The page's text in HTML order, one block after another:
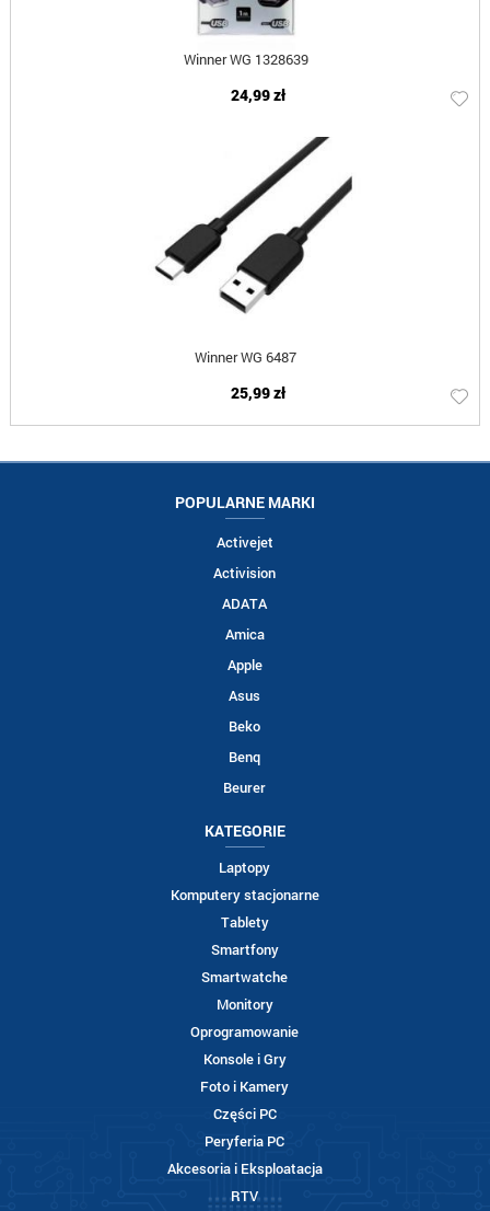
Winner WG 1328639
24,99 zł
Winner WG 6487
25,99 zł
POPULARNE MARKI
Activejet
Activision
ADATA
Amica
Apple
Asus
Beko
Benq
Beurer
KATEGORIE
Laptopy
Komputery stacjonarne
Tablety
Smartfony
Smartwatche
Monitory
Oprogramowanie
Konsole i Gry
Foto i Kamery
Części PC
Peryferia PC
Akcesoria i Eksploatacja
RTV